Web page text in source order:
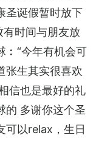
圣诞假暂时放下
有时间与朋友放
︰“今年有机会可
张生其实很喜欢
信也是最好的礼
的 多谢你这个圣
可以relax，生日